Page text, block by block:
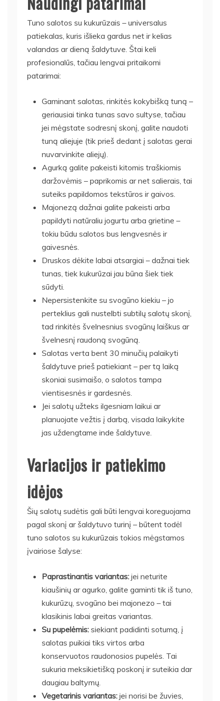
Tuno salotos su kukurūzais – universalus
patiekalas, kuris išlieka gardus net ir kelias
valandas ar dieną šaldytuve. Štai keli
profesionalūs, tačiau lengvai pritaikomi
patarimai:
Gaminant salotas, rinkitės kokybišką tuną –
geriausiai tinka tunas savo sultyse, tačiau
jei mėgstate sodresnį skonį, galite naudoti
tuną aliejuje (tik prieš dedant į salotas gerai
nuvarvinkite aliejų).
Agurką galite pakeisti kitomis traškiomis
daržovėmis – paprikomis ar net salierais, tai
suteiks papildomos tekstūros ir gaivos.
Majonezą dažnai galite pakeisti arba
papildyti natūraliu jogurtu arba grietine –
tokiu būdu salotos bus lengvesnės ir
gaivesnės.
Druskos dėkite labai atsargiai – dažnai tiek
tunas, tiek kukurūzai jau būna šiek tiek
sūdyti.
Nepersistenkite su svogūno kiekiu – jo
perteklius gali nustelbti subtilų salotų skonį,
tad rinkitės švelnesnius svogūnų laiškus ar
švelnesnį raudoną svogūną.
Salotas verta bent 30 minučių palaikyti
šaldytuve prieš patiekiant – per tą laiką
skoniai susimaišo, o salotos tampa
vientisesnės ir gardesnės.
Jei salotų užteks ilgesniam laikui ar
planuojate vežtis į darbą, visada laikykite
jas uždengtame inde šaldytuve.
Variacijos ir patiekimo
idėjos
Šių salotų sudėtis gali būti lengvai koreguojama
pagal skonį ar šaldytuvo turinį – būtent todėl
tuno salotos su kukurūzais tokios mėgstamos
įvairiose šalyse:
Paprastinantis variantas: jei neturite
kiaušinių ar agurko, galite gaminti tik iš tuno,
kukurūzų, svogūno bei majonezo – tai
klasikinis labai greitas variantas.
Su pupelėmis: siekiant padidinti sotumą, į
salotas puikiai tiks virtos arba
konservuotos raudonosios pupelės. Tai
sukuria meksikietišką poskonį ir suteikia dar
daugiau baltymų.
Vegetarinis variantas: jei norisi be žuvies,